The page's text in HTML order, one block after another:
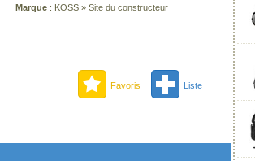
Marque : KOSS » Site du constructeur
Favoris Liste